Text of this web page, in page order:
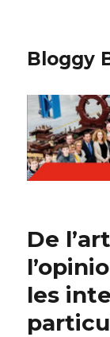
Bloggy
De
les